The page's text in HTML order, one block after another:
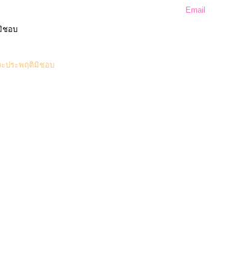
Email
ชอบ
ะประพฤติมิชอบ